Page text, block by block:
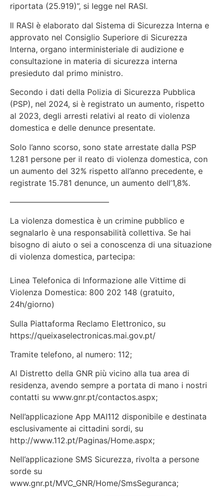
riportata (25.919)”, si legge nel RASI.
Il RASI è elaborato dal Sistema di Sicurezza Interna e
approvato nel Consiglio Superiore di Sicurezza
Interna, organo interministeriale di audizione e
consultazione in materia di sicurezza interna
presieduto dal primo ministro.
Secondo i dati della Polizia di Sicurezza Pubblica
(PSP), nel 2024, si è registrato un aumento, rispetto
al 2023, degli arresti relativi al reato di violenza
domestica e delle denunce presentate.
Solo l’anno scorso, sono state arrestate dalla PSP
1.281 persone per il reato di violenza domestica, con
un aumento del 32% rispetto all’anno precedente, e
registrate 15.781 denunce, un aumento dell’1,8%.
————————————–
La violenza domestica è un crimine pubblico e
segnalarlo è una responsabilità collettiva. Se hai
bisogno di aiuto o sei a conoscenza di una situazione
di violenza domestica, partecipa:
Linea Telefonica di Informazione alle Vittime di
Violenza Domestica: 800 202 148 (gratuito,
24h/giorno)
Sulla Piattaforma Reclamo Elettronico, su
https://queixaselectronicas.mai.gov.pt/
Tramite telefono, al numero: 112;
Al Distretto della GNR più vicino alla tua area di
residenza, avendo sempre a portata di mano i nostri
contatti su www.gnr.pt/contactos.aspx;
Nell’applicazione App MAI112 disponibile e destinata
esclusivamente ai cittadini sordi, su
http://www.112.pt/Paginas/Home.aspx;
Nell’applicazione SMS Sicurezza, rivolta a persone
sorde su
www.gnr.pt/MVC_GNR/Home/SmsSeguranca;